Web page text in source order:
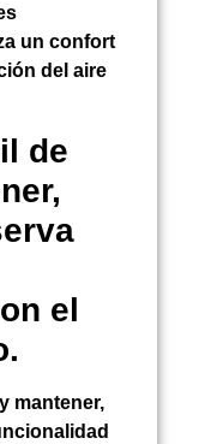
un confort
del aire
de
el
mantener,